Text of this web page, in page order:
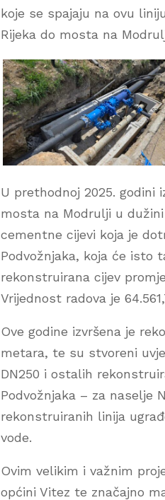
koje se spajaju na ovu
Rijeka do mosta na
U prethodnoj 2025. godini
mosta na Modrulji u
cementne cijevi koja je
Podvožnjaka, koja će
rekonstruirana cijev
Vrijednost radova je
Ove godine izvršena je
metara, te su stvoreni
DN250 i ostalih
Podvožnjaka – za naselje
rekonstruiranih linija
vode.
Ovim velikim i važnim
općini Vitez te značajno